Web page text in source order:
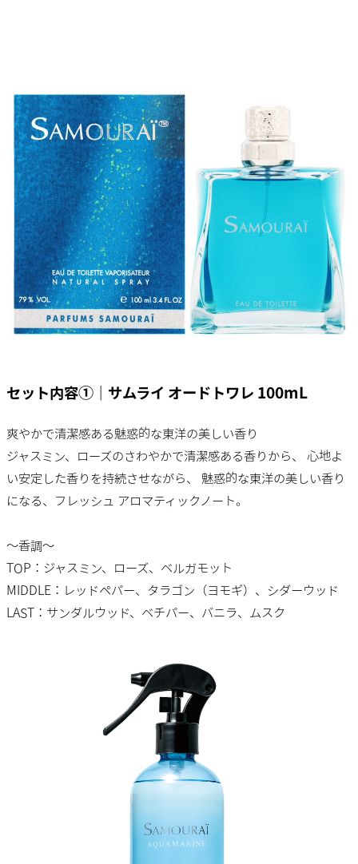
セット内容①｜サムライ​ オードトワレ 100mL
爽やかで清潔感ある​魅惑的な東洋の美しい香り
ジャスミン、ローズのさわやかで清潔感ある香りから、 心地よ
い安定した香りを持続させながら、 魅惑的な東洋の美しい香り
になる、フレッシュ アロマティックノート。
～香調～
TOP：ジャスミン、ローズ、ベルガモット
MIDDLE：レッドペパー、タラゴン（ヨモギ）、シダーウッド
LAST：サンダルウッド、ベチパー、バニラ、ムスク